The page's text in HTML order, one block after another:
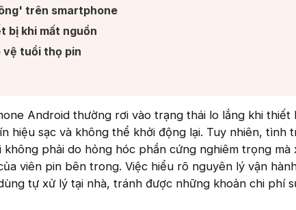
trên smartphone​
bị khi mất nguồn​
vệ tuổi thọ pin​
Android thường rơi vào trạng thái lo lắng khi thiết
hiệu sạc và không thể khởi động lại. Tuy nhiên, tình
phải do hỏng hóc phần cứng nghiêm trọng mà
viên pin bên trong. Việc hiểu rõ nguyên lý vận
tự xử lý tại nhà, tránh được những khoản chi phí